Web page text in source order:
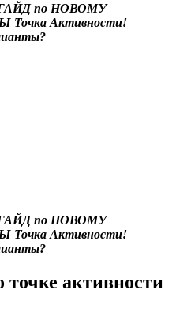
ГАЙД по НОВОМУ
Точка Активности!
ГАЙД по НОВОМУ
Точка Активности!
активности